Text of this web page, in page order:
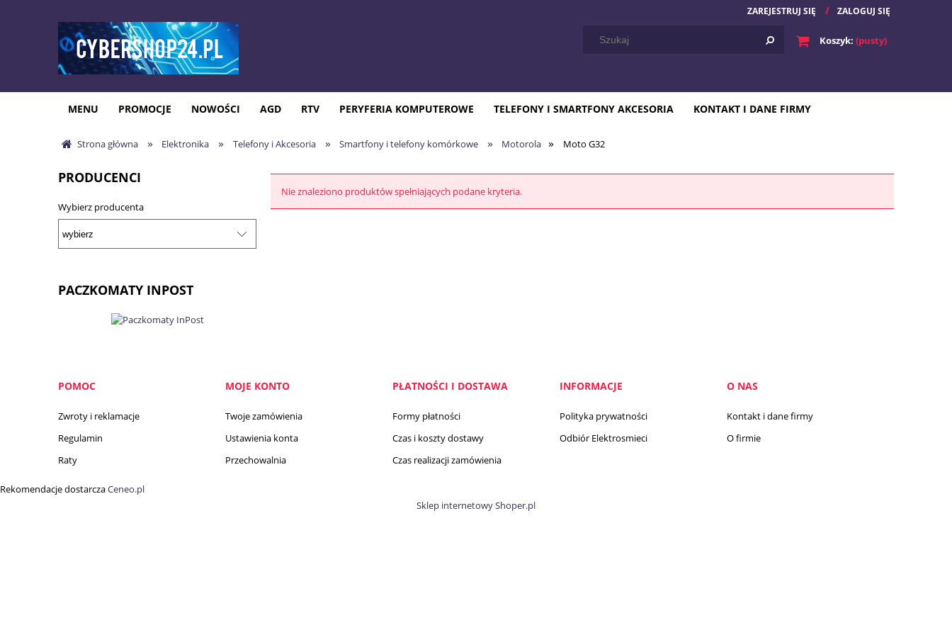
ZAREJESTRUJ SIĘ ZALOGUJ SIĘ
Koszyk: (pusty)
MENU PROMOCJE NOWOŚCI AGD RTV PERYFERIA KOMPUTEROWE TELEFONY I SMARTFONY AKCESORIA KONTAKT I DANE FIRMY
Strona główna » Elektronika » Telefony i Akcesoria » Smartfony i telefony komórkowe » Motorola » Moto G32
PRODUCENCI
Wybierz producenta
PACZKOMATY INPOST
Nie znaleziono produktów spełniających podane kryteria.
POMOC
Zwroty i reklamacje
Regulamin
Raty
MOJE KONTO
Twoje zamówienia
Ustawienia konta
Przechowalnia
PŁATNOŚCI I DOSTAWA
Formy płatności
Czas i koszty dostawy
Czas realizacji zamówienia
INFORMACJE
Polityka prywatności
Odbiór Elektrosmieci
O NAS
Kontakt i dane firmy
O firmie
Rekomendacje dostarczaCeneo.pl
Sklep internetowy Shoper.pl